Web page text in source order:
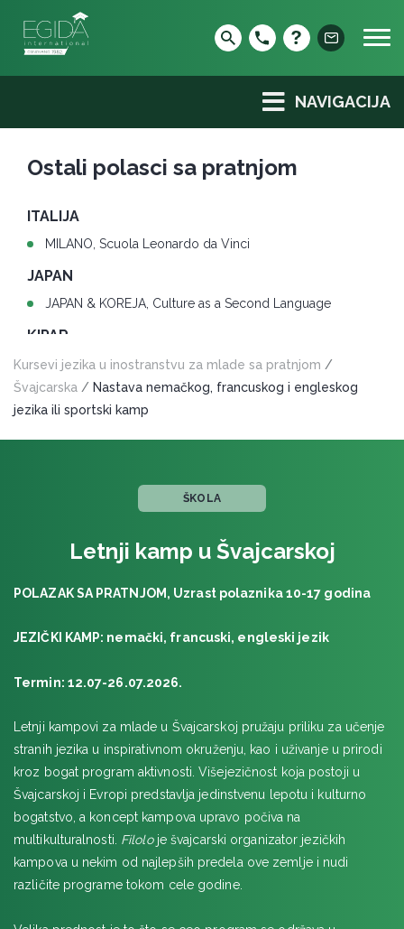
content
NAVIGACIJA
Ostali polasci sa pratnjom
ITALIJA
MILANO, Scuola Leonardo da Vinci
JAPAN
JAPAN & KOREJA, Culture as a Second Language
KIPAR
LARNAKA, Bayswater
MALTA
MAJAMI & ORLANDO, Florida International University
NJUJORK & VAŠINGTON, MLA, Ramapo College
University
ŠVAJCARSKA
ŠVAJCARSKA multijezički kamp
UJEDINJENI ARAPSKI EMIRATI
DUBAI i ABU DABI, januar 2026
VELIKA BRITANIJA
LONDON, Plus, Brentwood School
UPPER DICKER, BEDE'S Senior School, Dicker
LONDON & EDINBURG letnja škola engleskog u dve
LONDON Zimski kurs engleskog jezika
Kursevi jezika u inostranstvu za mlade sa pratnjom /
Švajcarska / Nastava nemačkog, francuskog i engleskog
jezika ili sportski kamp
ŠKOLA
Letnji kamp u Švajcarskoj
POLAZAK SA PRATNJOM, Uzrast polaznika 10-17 godina
JEZIČKI KAMP: nemački, francuski, engleski jezik
Termin: 12.07-26.07.2026.
Letnji kampovi za mlade u Švajcarskoj pružaju priliku za učenje
stranih jezika u inspirativnom okruženju, kao i uživanje u prirodi
kroz bogat program aktivnosti. Višejezičnost koja postoji u
Švajcarskoj i Evropi predstavlja jedinstvenu lepotu i kulturno
bogatstvo, a koncept kampova upravo počiva na
multikulturalnosti. Filoloje švajcarski organizator jezičkih
kampova u nekim od najlepših predela ove zemlje i nudi
različite programe tokom cele godine.